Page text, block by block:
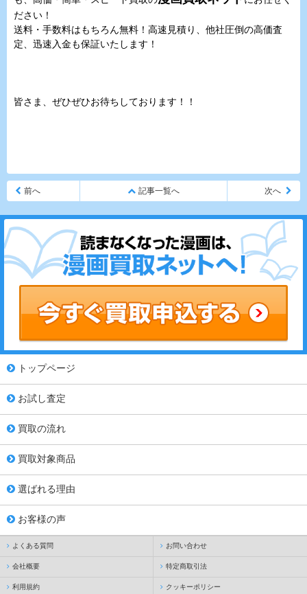
ださい！
送料・手数料はもちろん無料！高速見積り、他社圧倒の高価査
定、迅速入金も保証いたします！
皆さま、ぜひぜひお待ちしております！！
前へ 記事一覧へ 次へ
トップページ
お試し査定
買取の流れ
買取対象商品
選ばれる理由
お客様の声
よくある質問 お問い合わせ
会社概要 特定商取引法
利用規約 クッキーポリシー